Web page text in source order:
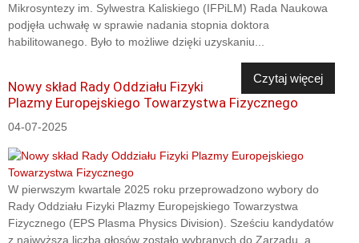
Mikrosyntezy im. Sylwestra Kaliskiego (IFPiLM) Rada Naukowa
podjęła uchwałę w sprawie nadania stopnia doktora
habilitowanego. Było to możliwe dzięki uzyskaniu...
Czytaj więcej
Nowy skład Rady Oddziału Fizyki
Plazmy Europejskiego Towarzystwa Fizycznego
04-07-2025
W pierwszym kwartale 2025 roku przeprowadzono wybory do
Rady Oddziału Fizyki Plazmy Europejskiego Towarzystwa
Fizycznego (EPS Plasma Physics Division). Sześciu kandydatów
z najwyższą liczbą głosów zostało wybranych do Zarządu, a...